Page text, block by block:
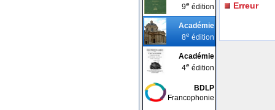
9e édition
Académie
8e édition
Académie
4e édition
BDLP
Francophonie
Erreur